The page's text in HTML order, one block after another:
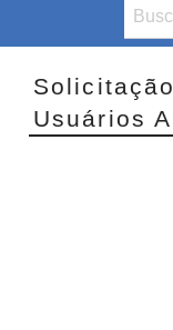
Usuários